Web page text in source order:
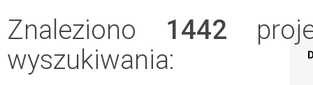
Znaleziono 1442
wyszukiwania: